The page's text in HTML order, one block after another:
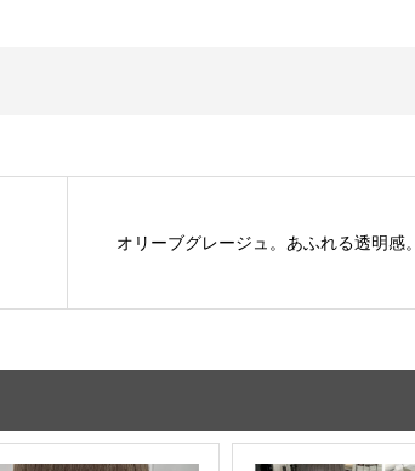
オリーブグレージュ。あふれる透明感。